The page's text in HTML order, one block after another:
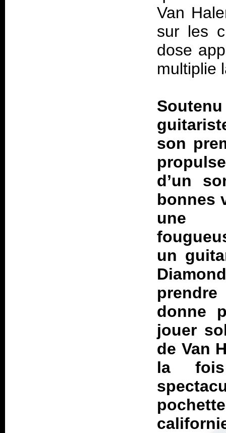
Van
sur les
dose
multiplie
son
d’un
bonnes
une
un
donne
jouer
de Van
la